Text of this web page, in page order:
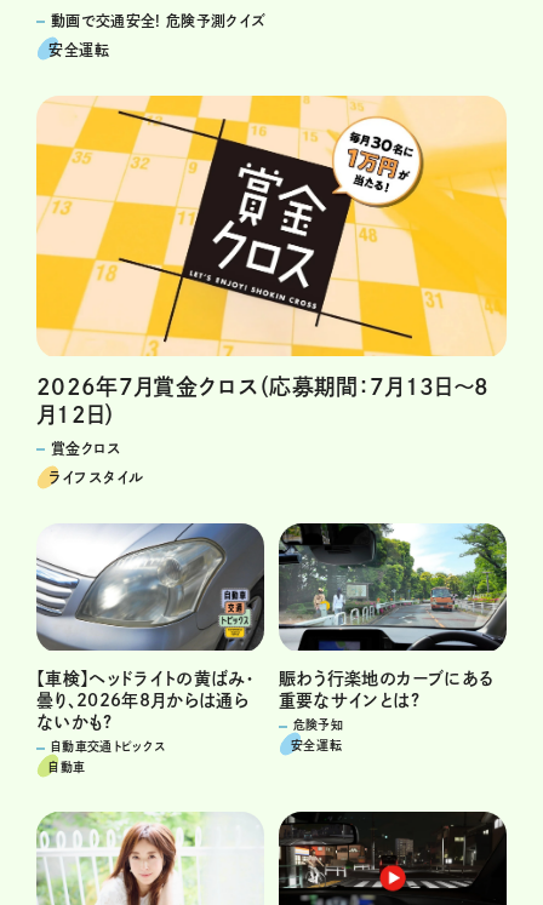
動画で交通安全! 危険予測クイズ
安全運転
2026年7月賞金クロス（応募期間：7月13日～8
月12日）
賞金クロス
ライフスタイル
【車検】ヘッドライトの黄ばみ・
曇り、2026年8月からは通ら
ないかも?
自動車交通トピックス
自動車
賑わう行楽地のカーブにある
重要なサインとは?
危険予知
安全運転